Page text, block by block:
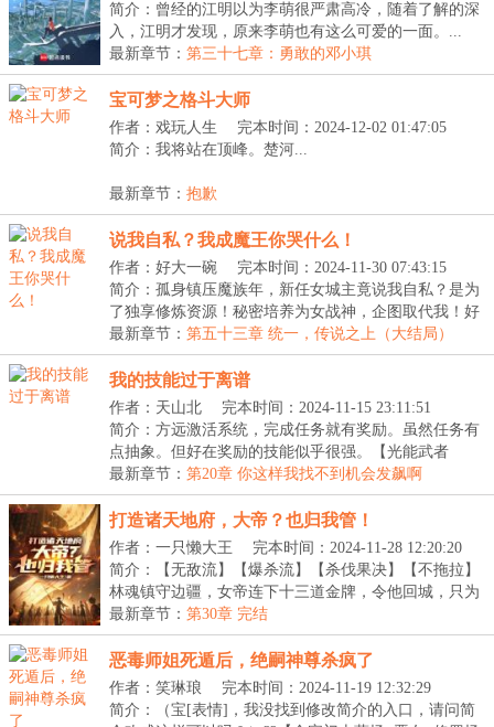
简介：曾经的江明以为李萌很严肃高冷，随着了解的深
入，江明才发现，原来李萌也有这么可爱的一面。...
最新章节： 第三十七章：勇敢的邓小琪
宝可梦之格斗大师
作者：戏玩人生
完本时间：2024-12-02 01:47:05
简介：我将站在顶峰。楚河...
最新章节： 抱歉
说我自私？我成魔王你哭什么！
作者：好大一碗
完本时间：2024-11-30 07:43:15
简介：孤身镇压魔族年，新任女城主竟说我自私？是为
了独享修炼资源！秘密培养为女战神，企图取代我！好
好...
最新章节： 第五十三章 统一，传说之上（大结局）
我的技能过于离谱
作者：天山北
完本时间：2024-11-15 23:11:51
简介：方远激活系统，完成任务就有奖励。虽然任务有
点抽象。但好在奖励的技能似乎很强。【光能武者
LV】：...
最新章节： 第20章 你这样我找不到机会发飙啊
打造诸天地府，大帝？也归我管！
作者：一只懒大王
完本时间：2024-11-28 12:20:20
简介：【无敌流】【爆杀流】【杀伐果决】【不拖拉】
林魂镇守边疆，女帝连下十三道金牌，令他回城，只为
用...
最新章节： 第30章 完结
恶毒师姐死遁后，绝嗣神尊杀疯了
作者：笑琳琅
完本时间：2024-11-19 12:32:29
简介：（宝[表情]，我没找到修改简介的入口，请问简